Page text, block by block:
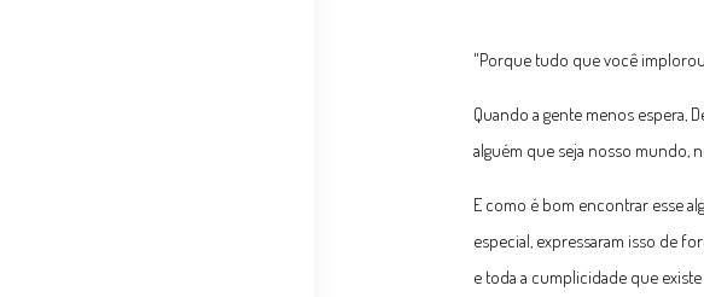
"Porque tudo que você
Quando a gente menos espera,
alguém que seja nosso mundo,
E como é bom encontrar esse
especial, expressaram isso de
e toda a cumplicidade que